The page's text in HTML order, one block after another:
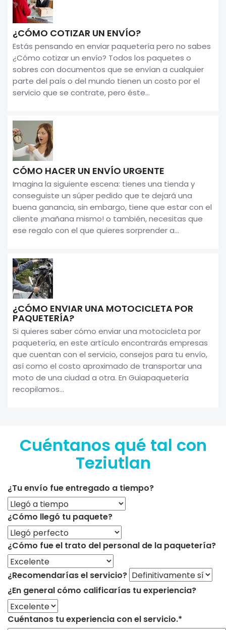
¿CÓMO COTIZAR UN ENVÍO?
Estás pensando en enviar paquetería pero no sabes
¿Cómo cotizar un envío? Todos los paquetes o
sobres con documentos que se envían a cualquier
parte del país o del mundo tienen un costo por el
servicio que se contrate, pero éste...
CÓMO HACER UN ENVÍO URGENTE
Imagina la siguiente escena: tienes una tienda y
conseguiste un súper pedido que te dejará una
buena ganancia, sin embargo, tiene que estar con el
cliente ¡mañana mismo! o también, necesitas que
ese regalo con el que quieres sorprender a...
¿CÓMO ENVIAR UNA MOTOCICLETA POR
PAQUETERÍA?
Si quieres saber cómo enviar una motocicleta por
paquetería, en este artículo encontrarás empresas
que cuentan con el servicio, consejos para tu envío,
así como el costo aproximado de transportar una
moto de una ciudad a otra. En Guiapaquetería
recopilamos...
Cuéntanos qué tal con
Teziutlan
¿Tu envío fue entregado a tiempo?
¿Cómo llegó tu paquete?
¿Cómo fue el trato del personal de la paquetería?
¿Recomendarías el servicio?
¿En general cómo calificarías tu experiencia?
Cuéntanos tu experiencia con el servicio.*